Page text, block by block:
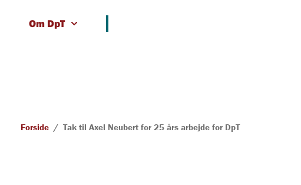
Om DpT
Forside / Tak til Axel Neubert for 25 års arbejde for DpT